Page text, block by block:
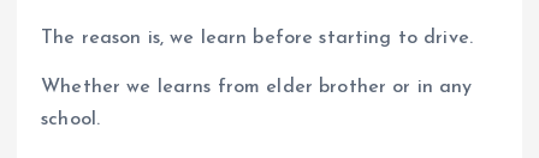
The reason is, we learn before starting to drive.
Whether we learns from elder brother or in any
school.